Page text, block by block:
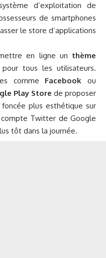
d’exploitation de
de smartphones
le store d’applications
en ligne un thème
pour tous les utilisateurs.
comme Facebook ou
Play Store de proposer
plus esthétique sur
compte Twitter de Google
tôt dans la journée.